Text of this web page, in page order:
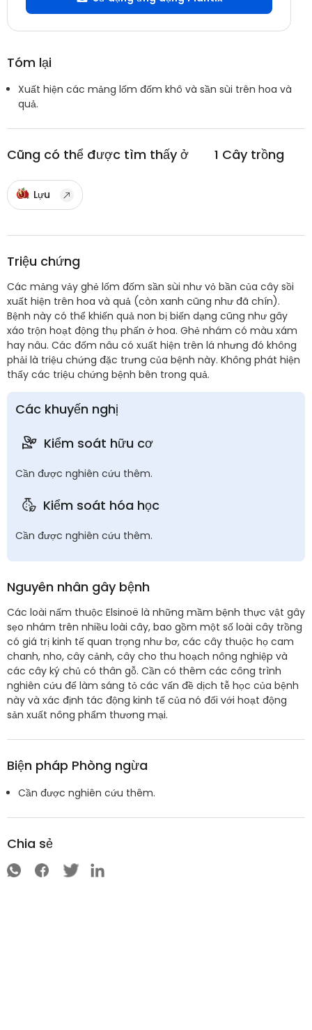
Tóm lại
Xuất hiện các mảng lốm đốm khô và sần sùi trên hoa và
quả.
Cũng có thể được tìm thấy ở 1 Cây trồng
Lựu
Triệu chứng
Các mảng vảy ghẻ lốm đốm sần sùi như vỏ bần của cây sồi
xuất hiện trên hoa và quả (còn xanh cũng như đã chín).
Bệnh này có thể khiến quả non bị biến dạng cũng như gây
xáo trộn hoạt động thụ phấn ở hoa. Ghẻ nhám có màu xám
hay nâu. Các đốm nâu có xuất hiện trên lá nhưng đó không
phải là triệu chứng đặc trưng của bệnh này. Không phát hiện
thấy các triệu chứng bệnh bên trong quả.
Các khuyến nghị
Kiểm soát hữu cơ
Cần được nghiên cứu thêm.
Kiểm soát hóa học
Cần được nghiên cứu thêm.
Nguyên nhân gây bệnh
Các loài nấm thuộc Elsinoë là những mầm bệnh thực vật gây
sẹo nhám trên nhiều loài cây, bao gồm một số loài cây trồng
có giá trị kinh tế quan trọng như bơ, các cây thuộc họ cam
chanh, nho, cây cảnh, cây cho thu hoạch nông nghiệp và
các cây ký chủ có thân gỗ. Cần có thêm các công trình
nghiên cứu để làm sáng tỏ các vấn đề dịch tễ học của bệnh
này và xác định tác động kinh tế của nó đối với hoạt động
sản xuất nông phẩm thương mại.
Biện pháp Phòng ngừa
Cần được nghiên cứu thêm.
Chia sẻ